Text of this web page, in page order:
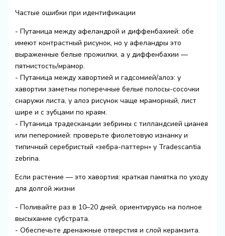
Частые ошибки при идентификации
- Путаница между афеландрой и диффенбахией: обе
имеют контрастный рисунок, но у афеландры это
выраженные белые прожилки, а у диффенбахии —
пятнистость/мрамор.
- Путаница между хавортией и гадсомией/алоэ: у
хавортии заметны поперечные белые полосы-сосочки
снаружи листа, у алоэ рисунок чаще мраморный, лист
шире и с зубцами по краям.
- Путаница традесканции зебрины с тилландсией цианея
или пеперомией: проверьте фиолетовую изнанку и
типичный серебристый «зебра-паттерн» у Tradescantia
zebrina.
Если растение — это хавортия: краткая памятка по уходу
для долгой жизни
- Поливайте раз в 10–20 дней, ориентируясь на полное
высыхание субстрата.
- Обеспечьте дренажные отверстия и слой керамзита.